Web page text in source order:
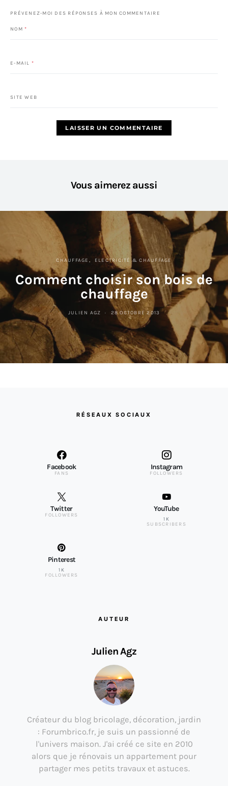
PRÉVENEZ-MOI DES RÉPONSES À MON COMMENTAIRE
NOM *
E-MAIL *
SITE WEB
Vous aimerez aussi
CHAUFFAGE ELECTRICITÉ & CHAUFFAGE
Comment choisir son bois de
chauffage
JULIEN AGZ 28 OCTOBRE 2013
RÉSEAUX SOCIAUX
Facebook
FANS
Instagram
FOLLOWERS
Twitter
FOLLOWERS
YouTube
1K
SUBSCRIBERS
Pinterest
1K
FOLLOWERS
AUTEUR
Julien Agz
Créateur du blog bricolage, décoration, jardin
: Forumbrico.fr, je suis un passionné de
l'univers maison. J'ai créé ce site en 2010
alors que je rénovais un appartement pour
partager mes petits travaux et astuces.